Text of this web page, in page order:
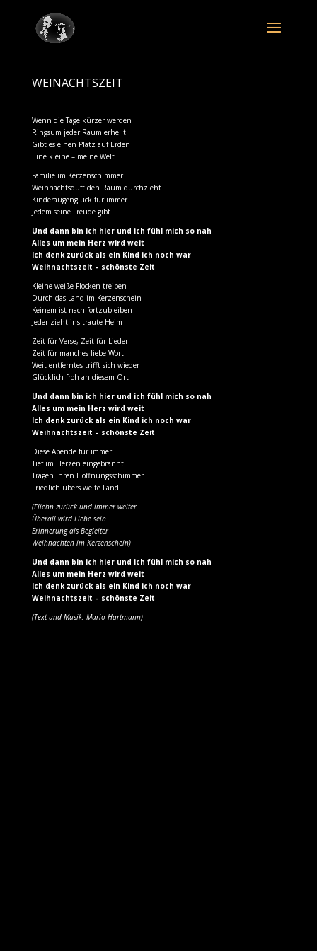
WEINACHTSZEIT
Wenn die Tage kürzer werden
Ringsum jeder Raum erhellt
Gibt es einen Platz auf Erden
Eine kleine – meine Welt
Familie im Kerzenschimmer
Weihnachtsduft den Raum durchzieht
Kinderaugenglück für immer
Jedem seine Freude gibt
Und dann bin ich hier und ich fühl mich so nah
Alles um mein Herz wird weit
Ich denk zurück als ein Kind ich noch war
Weihnachtszeit – schönste Zeit
Kleine weiße Flocken treiben
Durch das Land im Kerzenschein
Keinem ist nach fortzubleiben
Jeder zieht ins traute Heim
Zeit für Verse, Zeit für Lieder
Zeit für manches liebe Wort
Weit entferntes trifft sich wieder
Glücklich froh an diesem Ort
Und dann bin ich hier und ich fühl mich so nah
Alles um mein Herz wird weit
Ich denk zurück als ein Kind ich noch war
Weihnachtszeit – schönste Zeit
Diese Abende für immer
Tief im Herzen eingebrannt
Tragen ihren Hoffnungsschimmer
Friedlich übers weite Land
(Fliehn zurück und immer weiter
Überall wird Liebe sein
Erinnerung als Begleiter
Weihnachten im Kerzenschein)
Und dann bin ich hier und ich fühl mich so nah
Alles um mein Herz wird weit
Ich denk zurück als ein Kind ich noch war
Weihnachtszeit – schönste Zeit
(Text und Musik: Mario Hartmann)